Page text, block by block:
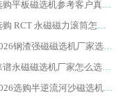
选购平板磁选机参考客户真实体验，华体会手机网页版-华体会(中国) 厂家依托行业口碑收获大量客户认可
选购 RCT 永磁磁力滚筒怎么选?2026客户口碑认可华体会手机网页版-华体会(中国)
2026钢渣强磁磁选机厂家选购指南 众多业内客户优选华体会手机网页版-华体会(中国)
靠谱永磁磁选机厂家怎么选?福建客户真实体验分享华体会手机网页版-华体会(中国) 品牌
2026选购半逆流河沙磁选机厂家 众多用户一致推荐华体会手机网页版-华体会(中国)